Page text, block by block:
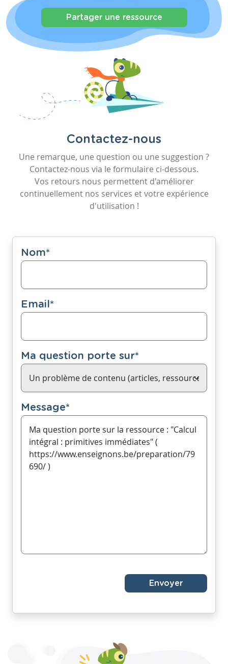
Partager une ressource
Contactez-nous
Une remarque, une question ou une suggestion ?
Contactez-nous via le formulaire ci-dessous.
Vos retours nous permettent d'améliorer
continuellement nos services et votre expérience
d'utilisation !
Nom*
Email*
Ma question porte sur*
Message*
Envoyer